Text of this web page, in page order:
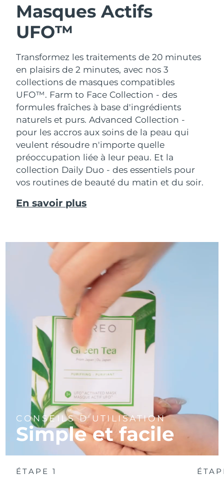
Masques Actifs
UFO™
Transformez les traitements de 20 minutes
en plaisirs de 2 minutes, avec nos 3
collections de masques compatibles
UFO™. Farm to Face Collection - des
formules fraîches à base d'ingrédients
naturels et purs. Advanced Collection -
pour les accros aux soins de la peau qui
veulent résoudre n'importe quelle
préoccupation liée à leur peau. Et la
collection Daily Duo - des essentiels pour
vos routines de beauté du matin et du soir.
En savoir plus
CONSEILS D'UTILISATION
Simple et facile
ÉTAPE 1